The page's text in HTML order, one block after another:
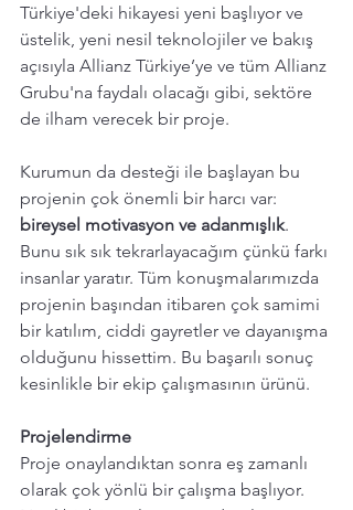
Türkiye'deki hikayesi yeni başlıyor ve
üstelik, yeni nesil teknolojiler ve bakış
açısıyla Allianz Türkiye’ye ve tüm Allianz
Grubu'na faydalı olacağı gibi, sektöre
de ilham verecek bir proje.
Kurumun da desteği ile başlayan bu
projenin çok önemli bir harcı var:
bireysel motivasyon ve adanmışlık.
Bunu sık sık tekrarlayacağım çünkü farkı
insanlar yaratır. Tüm konuşmalarımızda
projenin başından itibaren çok samimi
bir katılım, ciddi gayretler ve dayanışma
olduğunu hissettim. Bu başarılı sonuç
kesinlikle bir ekip çalışmasının ürünü.
Projelendirme
Proje onaylandıktan sonra eş zamanlı
olarak çok yönlü bir çalışma başlıyor.